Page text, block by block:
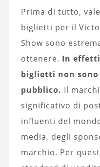
Prima di tutto,
biglietti per il
Show sono
ottenere. In
biglietti non
pubblico. Il
significativo di
influenti del
media, degli
marchio. Per